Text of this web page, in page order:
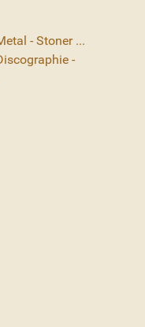
- Stoner ...
-